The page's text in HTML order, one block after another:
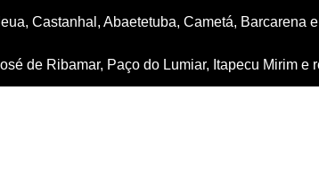
Castanhal, Abaetetuba, Cametá, Barcarena
de Ribamar, Paço do Lumiar, Itapecu Mirim e